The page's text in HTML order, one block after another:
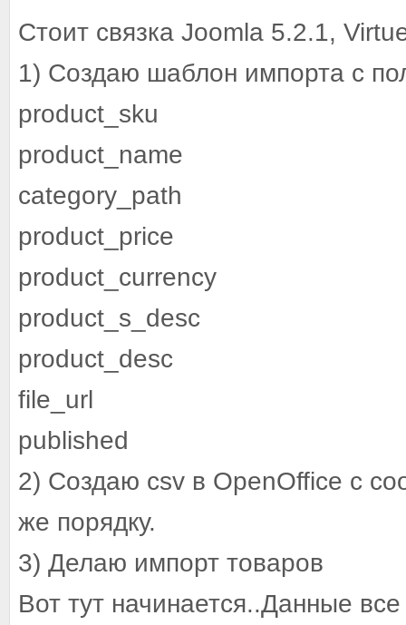
Стоит связка Joomla 5.2.1,
1) Создаю шаблон импорта с
product_sku
product_name
category_path
product_price
product_currency
product_s_desc
product_desc
file_url
published
2) Создаю csv в OpenOffice с
же порядку.
3) Делаю импорт товаров
Вот тут начинается..Данные